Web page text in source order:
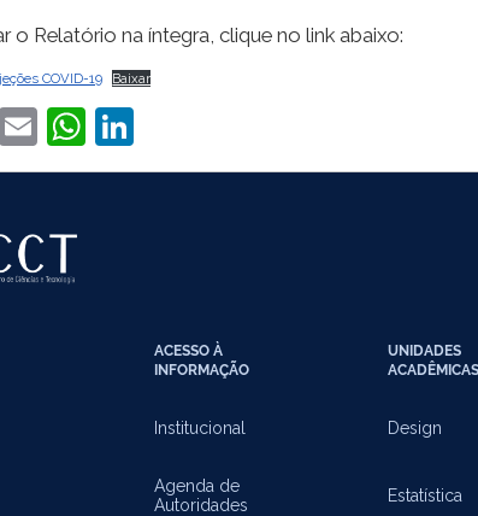
o Relatório na íntegra, clique no link abaixo:
COVID-19 Baixar
Twitter
EmailWhatsApp
ACESSO À
INFORMAÇÃO
Institucional
Agenda de
Autoridades
UNIDADES
ACADÊMICAS
Design
Estatística